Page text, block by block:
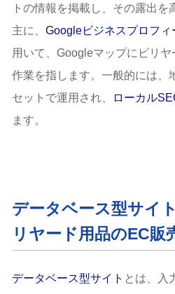
トの情報を掲載し、その露出を
主に、 Googleビジネスプロフィ
用いて、Googleマップにビリ
作業を指します。一般的には、
セットで運用され、
ローカル
ます。
データベース型サイ
リヤード用品のEC販
データベース型サイト とは、入